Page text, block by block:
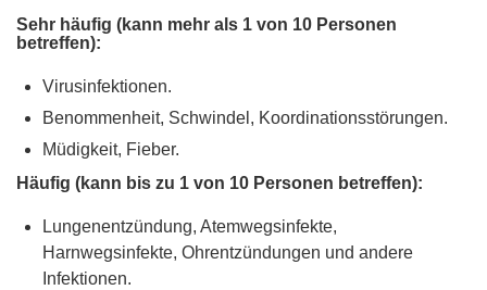
Sehr häufig (kann mehr als 1 von 10 Personen
betreffen):
Virusinfektionen.
Benommenheit, Schwindel, Koordinationsstörungen.
Müdigkeit, Fieber.
Häufig (kann bis zu 1 von 10 Personen betreffen):
Lungenentzündung, Atemwegsinfekte,
Harnwegsinfekte, Ohrentzündungen und andere
Infektionen.